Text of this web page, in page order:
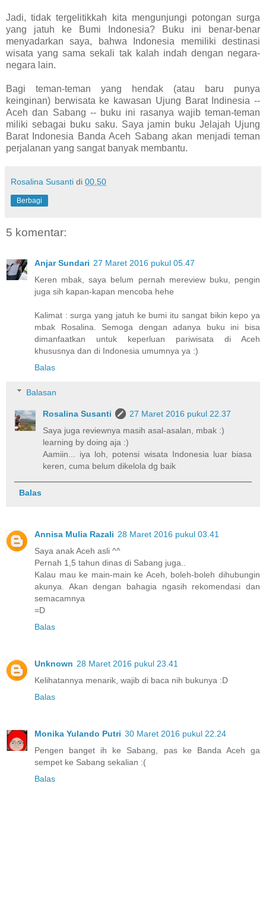
Jadi, tidak tergelitikkah kita mengunjungi potongan surga
yang jatuh ke Bumi Indonesia? Buku ini benar-benar
menyadarkan saya, bahwa Indonesia memiliki destinasi
wisata yang sama sekali tak kalah indah dengan negara-
negara lain.
Bagi teman-teman yang hendak (atau baru punya
keinginan) berwisata ke kawasan Ujung Barat Indinesia --
Aceh dan Sabang -- buku ini rasanya wajib teman-teman
miliki sebagai buku saku. Saya jamin buku Jelajah Ujung
Barat Indonesia Banda Aceh Sabang akan menjadi teman
perjalanan yang sangat banyak membantu.
Rosalina Susanti di 00.50
Berbagi
5 komentar:
Anjar Sundari 27 Maret 2016 pukul 05.47
Keren mbak, saya belum pernah mereview buku, pengin
juga sih kapan-kapan mencoba hehe
Kalimat : surga yang jatuh ke bumi itu sangat bikin kepo ya
mbak Rosalina. Semoga dengan adanya buku ini bisa
dimanfaatkan untuk keperluan pariwisata di Aceh
khususnya dan di Indonesia umumnya ya :)
Balas
Balasan
Rosalina Susanti
27 Maret 2016 pukul 22.37
Saya juga reviewnya masih asal-asalan, mbak :)
learning by doing aja :)
Aamiin... iya loh, potensi wisata Indonesia luar biasa
keren, cuma belum dikelola dg baik
Balas
Annisa Mulia Razali 28 Maret 2016 pukul 03.41
Saya anak Aceh asli ^^
Pernah 1,5 tahun dinas di Sabang juga..
Kalau mau ke main-main ke Aceh, boleh-boleh dihubungin
akunya. Akan dengan bahagia ngasih rekomendasi dan
semacamnya
=D
Balas
Unknown 28 Maret 2016 pukul 23.41
Kelihatannya menarik, wajib di baca nih bukunya :D
Balas
Monika Yulando Putri 30 Maret 2016 pukul 22.24
Pengen banget ih ke Sabang, pas ke Banda Aceh ga
sempet ke Sabang sekalian :(
Balas